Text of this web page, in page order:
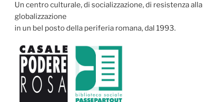
Un centro culturale, di socializzazione, di resistenza alla
globalizzazione
in un bel posto della periferia romana, dal 1993.